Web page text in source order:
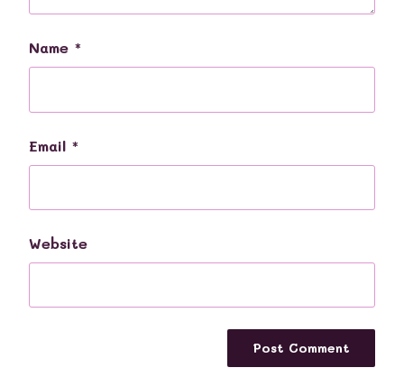
Name *
Email *
Website